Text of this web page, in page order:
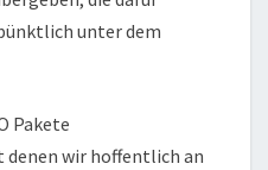
unter dem
Pakete
wir hoffentlich an